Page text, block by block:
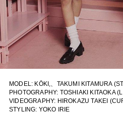
MODEL: KŌKI,、TAKUMI KITAMURA
PHOTOGRAPHY: TOSHIAKI KITAOKA
VIDEOGRAPHY: HIROKAZU TAKEI
STYLING: YOKO IRIE